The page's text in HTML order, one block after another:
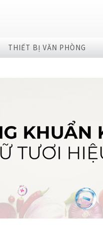
THIẾT BỊ VĂN PHÒNG